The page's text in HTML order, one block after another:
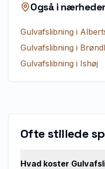
Også i
Gulvafslibning i
Gulvafslibning i
Gulvafslibning i Ishøj
Ofte stillede
Hvad koster